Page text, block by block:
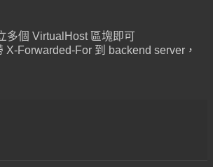
多個 VirtualHost 區塊即可
X-Forwarded-For 到 backend server，